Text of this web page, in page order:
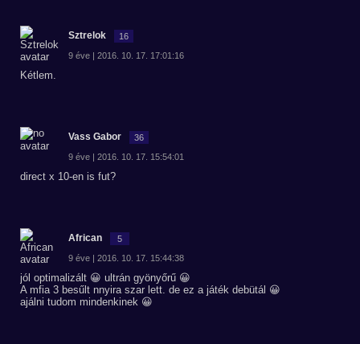
Sztrelok 16
9 éve | 2016. 10. 17. 17:01:16
Kétlem.
Vass Gabor 36
9 éve | 2016. 10. 17. 15:54:01
direct x 10-en is fut?
African 5
9 éve | 2016. 10. 17. 15:44:38
jól optimalizált 😀 ultrán gyönyőrű 😀
A mfia 3 besűlt nnyira szar lett. de ez a játék debütál 😀
ajálni tudom mindenkinek 😀